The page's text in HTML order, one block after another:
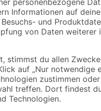
Mit dem ovalen Stutzen von
Regenrinnensystems perfekt
Rohrbogen unten gut
gegebenenfalls ausgeglichen.
gefertigt, ist er besonders
auf das Produkt.